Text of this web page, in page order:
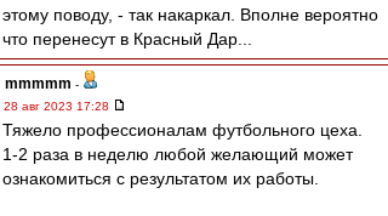
этому поводу, - так накаркал. Вполне вероятно
что перенесут в Красный Дар...
mmmmm -
28 авг 2023 17:28
Тяжело профессионалам футбольного цеха.
1-2 раза в неделю любой желающий может
ознакомиться с результатом их работы.